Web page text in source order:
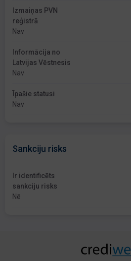
Izmaiņas PVN
reģistrā
Nav
Informācija no
Latvijas Vēstnesis
Nav
Īpašie statusi
Nav
Sankciju risks
Ir identificēts
sankciju risks
Nē